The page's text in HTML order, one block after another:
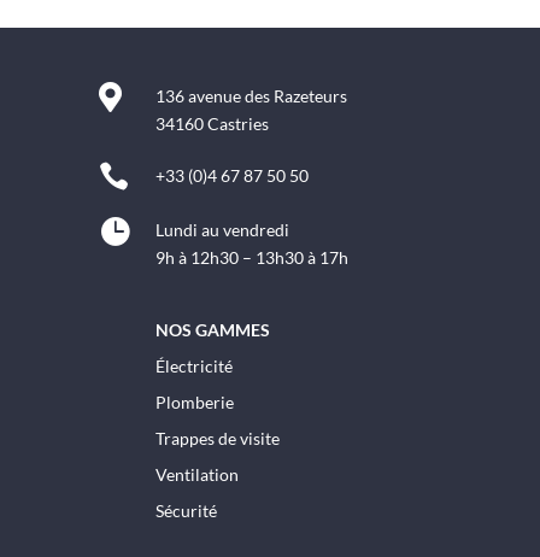

136 avenue des Razeteurs
34160 Castries
 +33 (0)4 67 87 50 50

Lundi au vendredi
9h à 12h30 – 13h30 à 17h
NOS GAMMES
Électricité
Plomberie
Trappes de visite
Ventilation
Sécurité